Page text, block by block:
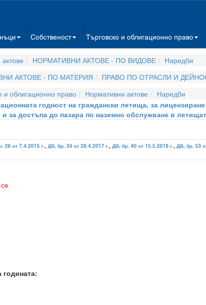
Собственост Търговско и облигационно право
НОРМАТИВНИ АКТОВЕ - ПО ВИДОВЕ
Наредби
АКТОВЕ - ПО МАТЕРИЯ ПРАВО ПО ОТРАСЛИ И
и облигационно право
Нормативни актове
Наредби
годност на граждански летища, за
за достъпа до пазара по наземно обслужване в
26 от 7.4.2015 г., ДВ, бр. 34 от 28.4.2017 г., ДВ, бр. 40 от 15.5.2018 г., ДВ, бр. 53